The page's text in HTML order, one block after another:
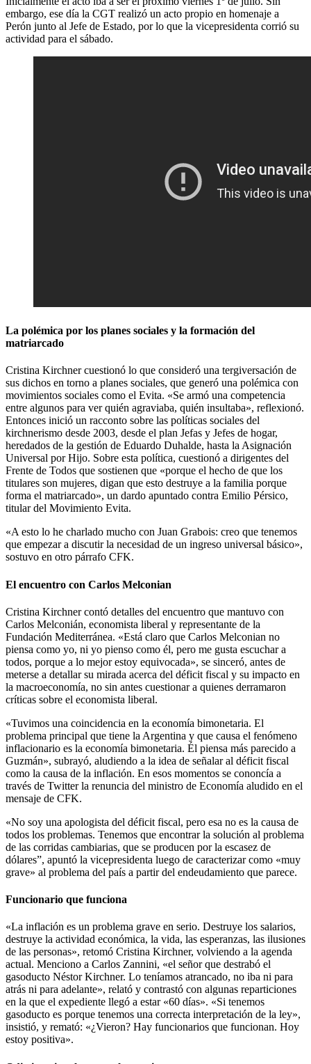
embargo, ese día la CGT realizó un acto propio en homenaje a
Perón junto al Jefe de Estado, por lo que la vicepresidenta corrió su
actividad para el sábado.
La polémica por los planes sociales y la formación del
matriarcado
Cristina Kirchner cuestionó lo que consideró una tergiversación de
sus dichos en torno a planes sociales, que generó una polémica con
movimientos sociales como el Evita. «Se armó una competencia
entre algunos para ver quién agraviaba, quién insultaba», reflexionó.
Entonces inició un racconto sobre las políticas sociales del
kirchnerismo desde 2003, desde el plan Jefas y Jefes de hogar,
heredados de la gestión de Eduardo Duhalde, hasta la Asignación
Universal por Hijo. Sobre esta política, cuestionó a dirigentes del
Frente de Todos que sostienen que «porque el hecho de que los
titulares son mujeres, digan que esto destruye a la familia porque
forma el matriarcado», un dardo apuntado contra Emilio Pérsico,
titular del Movimiento Evita.
«A esto lo he charlado mucho con Juan Grabois: creo que tenemos
que empezar a discutir la necesidad de un ingreso universal básico»,
sostuvo en otro párrafo CFK.
El encuentro con Carlos Melconian
Cristina Kirchner contó detalles del encuentro que mantuvo con
Carlos Melconián, economista liberal y representante de la
Fundación Mediterránea. «Está claro que Carlos Melconian no
piensa como yo, ni yo pienso como él, pero me gusta escuchar a
todos, porque a lo mejor estoy equivocada», se sinceró, antes de
meterse a detallar su mirada acerca del déficit fiscal y su impacto en
la macroeconomía, no sin antes cuestionar a quienes derramaron
críticas sobre el economista liberal.
«Tuvimos una coincidencia en la economía bimonetaria. El
problema principal que tiene la Argentina y que causa el fenómeno
inflacionario es la economía bimonetaria. Él piensa más parecido a
Guzmán», subrayó, aludiendo a la idea de señalar al déficit fiscal
como la causa de la inflación. En esos momentos se cononcía a
través de Twitter la renuncia del ministro de Economía aludido en el
mensaje de CFK.
«No soy una apologista del déficit fiscal, pero esa no es la causa de
todos los problemas. Tenemos que encontrar la solución al problema
de las corridas cambiarias, que se producen por la escasez de
dólares”, apuntó la vicepresidenta luego de caracterizar como «muy
grave» al problema del país a partir del endeudamiento que parece.
Funcionario que funciona
«La inflación es un problema grave en serio. Destruye los salarios,
destruye la actividad económica, la vida, las esperanzas, las ilusiones
de las personas», retomó Cristina Kirchner, volviendo a la agenda
actual. Menciono a Carlos Zannini, «el señor que destrabó el
gasoducto Néstor Kirchner. Lo teníamos atrancado, no iba ni para
atrás ni para adelante», relató y contrastó con algunas reparticiones
en la que el expediente llegó a estar «60 días». «Si tenemos
gasoducto es porque tenemos una correcta interpretación de la ley»,
insistió, y remató: «¿Vieron? Hay funcionarios que funcionan. Hoy
estoy positiva».